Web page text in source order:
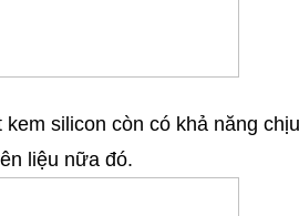
silicon còn có khả năng
liệu nữa đó.